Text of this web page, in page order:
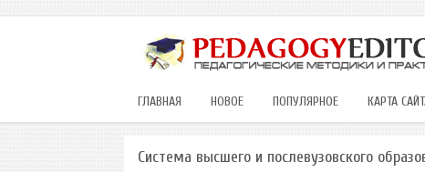
ГЛАВНАЯ НОВОЕ ПОПУЛЯРНОЕ КАРТА
Система высшего и послевузовского